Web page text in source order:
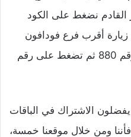
نضغط على الكود
يمكنك زيارة أقرب فرع فودافون
وستُجدد باقتك، أو تتصل على رقم 880 ثم تضغط على رقم
الاشتراك في الباقات
ومن خلال موقعنا خمسة،